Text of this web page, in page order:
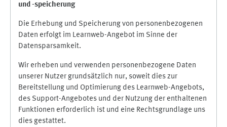
und -speicherung
Die Erhebung und Speicherung von personenbezogenen
Daten erfolgt im Learnweb-Angebot im Sinne der
Datensparsamkeit.
Wir erheben und verwenden personenbezogene Daten
unserer Nutzer grundsätzlich nur, soweit dies zur
Bereitstellung und Optimierung des Learnweb-Angebots,
des Support-Angebotes und der Nutzung der enthaltenen
Funktionen erforderlich ist und eine Rechtsgrundlage uns
dies gestattet.